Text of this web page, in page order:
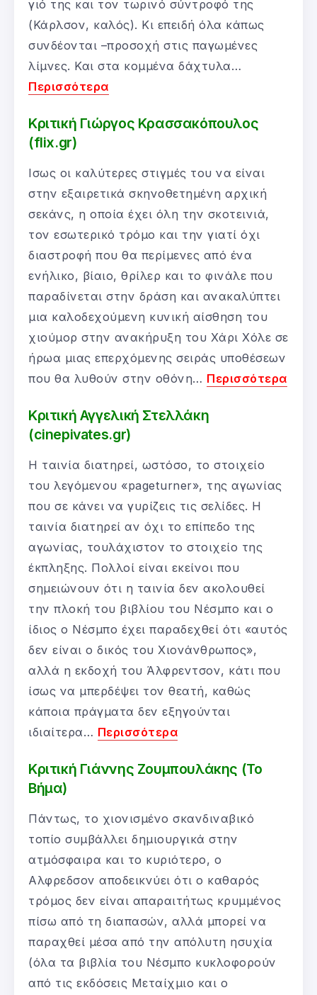
γιό της και τον τωρινό σύντροφό της
(Κάρλσον, καλός). Κι επειδή όλα κάπως
συνδέονται –προσοχή στις παγωμένες
λίμνες. Και στα κομμένα δάχτυλα…
Περισσότερα
Κριτική Γιώργος Κρασσακόπουλος
(flix.gr)
Ισως οι καλύτερες στιγμές του να είναι
στην εξαιρετικά σκηνοθετημένη αρχική
σεκάνς, η οποία έχει όλη την σκοτεινιά,
τον εσωτερικό τρόμο και την γιατί όχι
διαστροφή που θα περίμενες από ένα
ενήλικο, βίαιο, θρίλερ και το φινάλε που
παραδίνεται στην δράση και ανακαλύπτει
μια καλοδεχούμενη κυνική αίσθηση του
χιούμορ στην ανακήρυξη του Χάρι Χόλε σε
ήρωα μιας επερχόμενης σειράς υποθέσεων
που θα λυθούν στην οθόνη… Περισσότερα
Κριτική Αγγελική Στελλάκη
(cinepivates.gr)
Η ταινία διατηρεί, ωστόσο, το στοιχείο
του λεγόμενου «pageturner», της αγωνίας
που σε κάνει να γυρίζεις τις σελίδες. Η
ταινία διατηρεί αν όχι το επίπεδο της
αγωνίας, τουλάχιστον το στοιχείο της
έκπληξης. Πολλοί είναι εκείνοι που
σημειώνουν ότι η ταινία δεν ακολουθεί
την πλοκή του βιβλίου του Νέσμπο και ο
ίδιος ο Νέσμπο έχει παραδεχθεί ότι «αυτός
δεν είναι ο δικός του Χιονάνθρωπος»,
αλλά η εκδοχή του Άλφρεντσον, κάτι που
ίσως να μπερδέψει τον θεατή, καθώς
κάποια πράγματα δεν εξηγούνται
ιδιαίτερα… Περισσότερα
Κριτική Γιάννης Ζουμπουλάκης (Το
Βήμα)
Πάντως, το χιονισμένο σκανδιναβικό
τοπίο συμβάλλει δημιουργικά στην
ατμόσφαιρα και το κυριότερο, ο
Αλφρεδσον αποδεικνύει ότι ο καθαρός
τρόμος δεν είναι απαραιτήτως κρυμμένος
πίσω από τη διαπασών, αλλά μπορεί να
παραχθεί μέσα από την απόλυτη ησυχία
(όλα τα βιβλία του Νέσμπο κυκλοφορούν
από τις εκδόσεις Μεταίχμιο και ο